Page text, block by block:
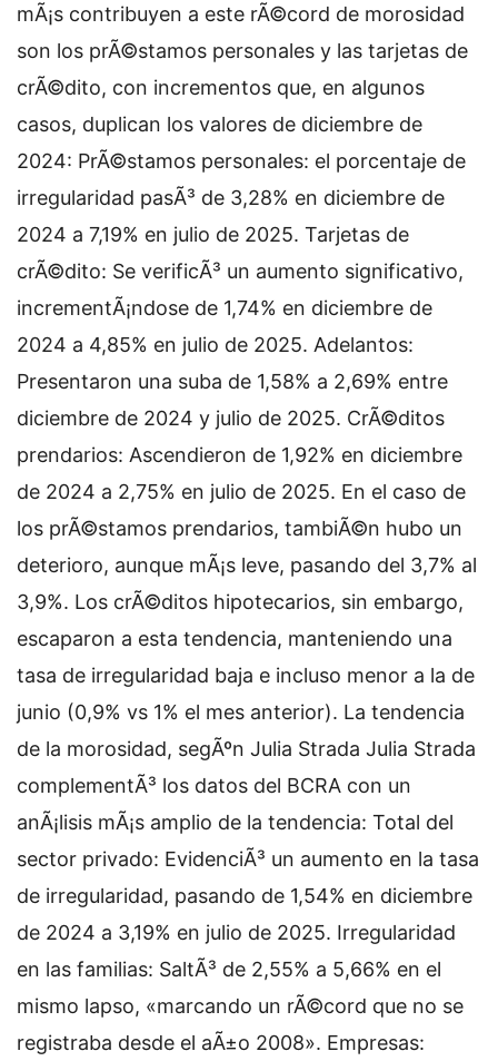
mÃ¡s contribuyen a este rÃ©cord de morosidad
son los prÃ©stamos personales y las tarjetas de
crÃ©dito, con incrementos que, en algunos
casos, duplican los valores de diciembre de
2024: PrÃ©stamos personales: el porcentaje de
irregularidad pasÃ³ de 3,28% en diciembre de
2024 a 7,19% en julio de 2025. Tarjetas de
crÃ©dito: Se verificÃ³ un aumento significativo,
incrementÃ¡ndose de 1,74% en diciembre de
2024 a 4,85% en julio de 2025. Adelantos:
Presentaron una suba de 1,58% a 2,69% entre
diciembre de 2024 y julio de 2025. CrÃ©ditos
prendarios: Ascendieron de 1,92% en diciembre
de 2024 a 2,75% en julio de 2025. En el caso de
los prÃ©stamos prendarios, tambiÃ©n hubo un
deterioro, aunque mÃ¡s leve, pasando del 3,7% al
3,9%. Los crÃ©ditos hipotecarios, sin embargo,
escaparon a esta tendencia, manteniendo una
tasa de irregularidad baja e incluso menor a la de
junio (0,9% vs 1% el mes anterior). La tendencia
de la morosidad, segÃºn Julia Strada Julia Strada
complementÃ³ los datos del BCRA con un
anÃ¡lisis mÃ¡s amplio de la tendencia: Total del
sector privado: EvidenciÃ³ un aumento en la tasa
de irregularidad, pasando de 1,54% en diciembre
de 2024 a 3,19% en julio de 2025. Irregularidad
en las familias: SaltÃ³ de 2,55% a 5,66% en el
mismo lapso, «marcando un rÃ©cord que no se
registraba desde el aÃ±o 2008». Empresas: